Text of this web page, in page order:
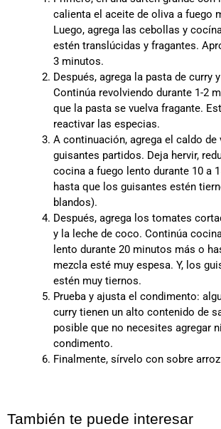
calienta el aceite de oliva a fuego
Luego, agrega las cebollas y
estén translúcidas y fragantes.
3 minutos.
Después, agrega la pasta de curry
Continúa revolviendo durante 1-2
que la pasta se vuelva fragante.
reactivar las especias.
A continuación, agrega el caldo de
guisantes partidos. Deja hervir,
cocina a fuego lento durante 10 a
hasta que los guisantes estén
blandos).
Después, agrega los tomates
y la leche de coco. Continúa
lento durante 20 minutos más o
mezcla esté muy espesa. Y, los
estén muy tiernos.
Prueba y ajusta el condimento:
curry tienen un alto contenido de
posible que no necesites agregar
condimento.
Finalmente, sírvelo con sobre
También te puede interesar